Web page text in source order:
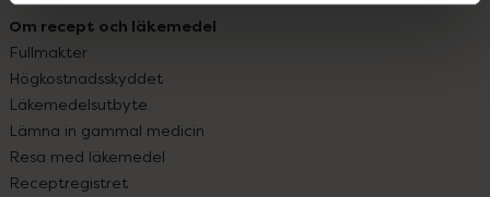
Om recept och läkemedel
Fullmakter
Högkostnadsskyddet
Läkemedelsutbyte
Lämna in gammal medicin
Resa med läkemedel
Receptregistret